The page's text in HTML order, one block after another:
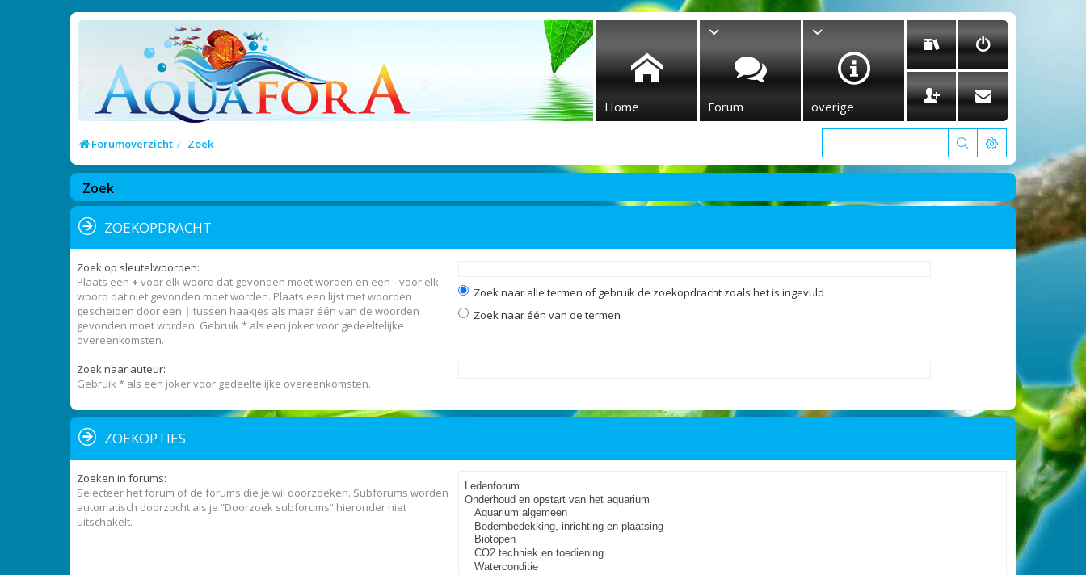
Home Forum overige
Forumoverzicht Zoek
Zoek
ZOEKOPDRACHT
Zoek op sleutelwoorden:
Plaats een + voor elk woord dat gevonden moet worden en een - voor elk
woord dat niet gevonden moet worden. Plaats een lijst met woorden
gescheiden door een | tussen haakjes als maar één van de woorden
gevonden moet worden. Gebruik * als een joker voor gedeeltelijke
overeenkomsten.
Zoek naar alle termen of gebruik de zoekopdracht zoals het is ingevuld
Zoek naar één van de termen
Zoek naar auteur:
Gebruik * als een joker voor gedeeltelijke overeenkomsten.
ZOEKOPTIES
Zoeken in forums:
Selecteer het forum of de forums die je wil doorzoeken. Subforums worden
automatisch doorzocht als je “Doorzoek subforums“ hieronder niet
uitschakelt.